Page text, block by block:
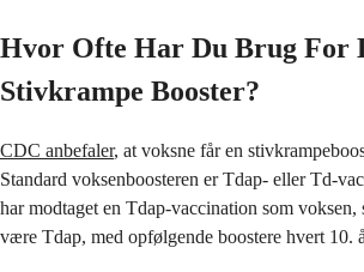
Hvor Ofte Har Du Brug For
Stivkrampe Booster?
CDC anbefaler, at voksne får en
Standard voksenboosteren er Tdap- eller Td-
har modtaget en Tdap-vaccination som voksen,
være Tdap, med opfølgende boostere hvert 10.